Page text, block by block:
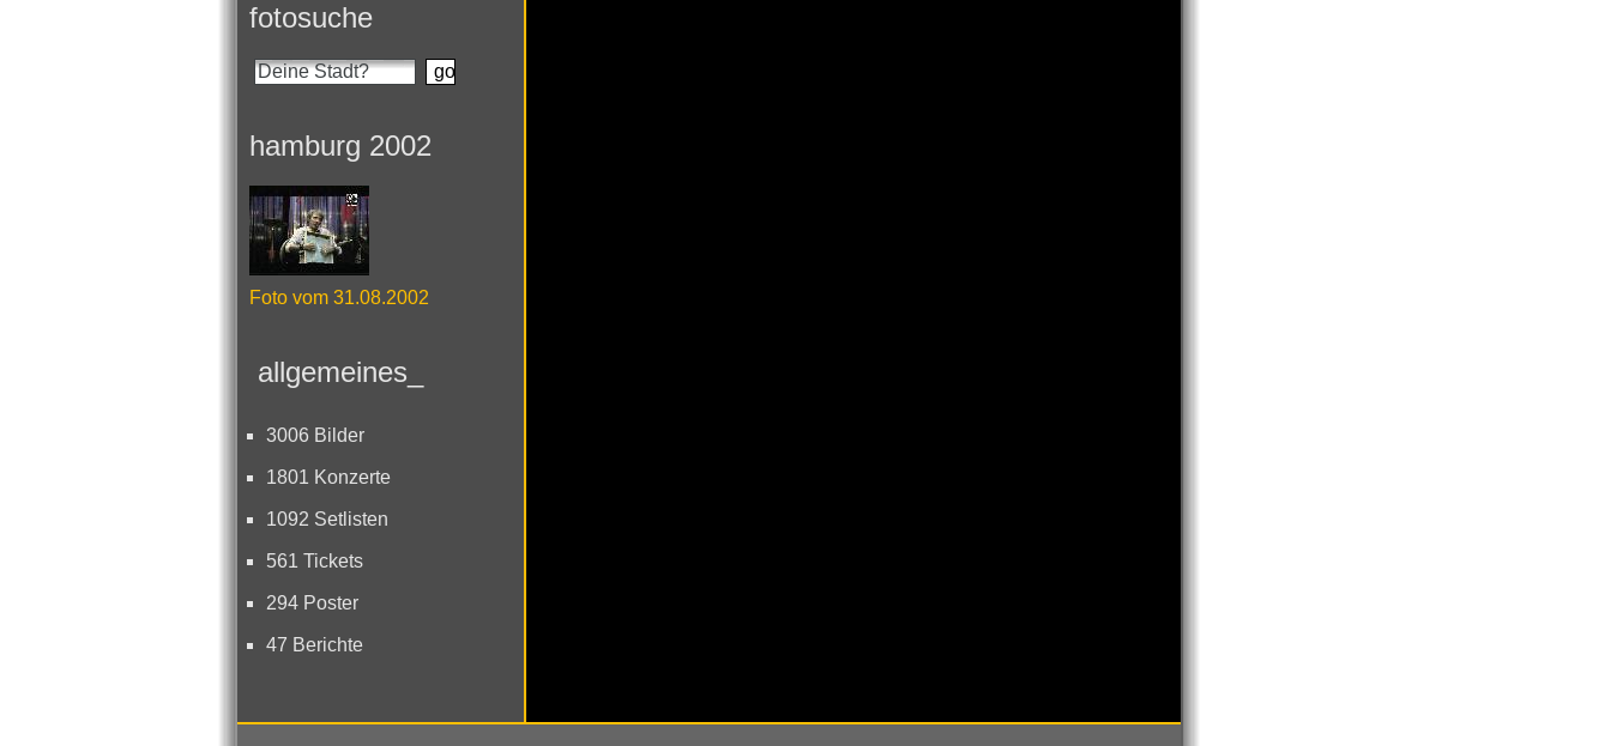
fotosuche
hamburg 2002
Foto vom 31.08.2002
allgemeines_
3006 Bilder
1801 Konzerte
1092 Setlisten
561 Tickets
294 Poster
47 Berichte